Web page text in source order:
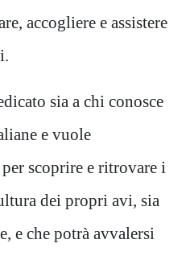
accogliere e assistere
sia a chi conosce
e vuole
scoprire e ritrovare i
dei propri avi, sia
e che potrà avvalersi